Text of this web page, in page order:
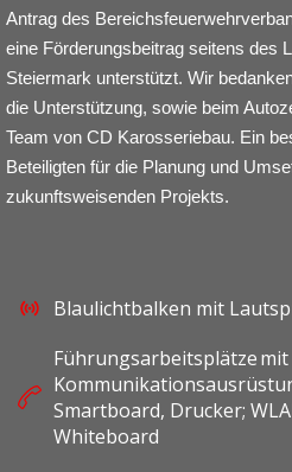
Antrag des
eine Förderungsbeitrag seitens des
Steiermark unterstützt. Wir
die Unterstützung, sowie beim
Team von CD Karosseriebau. Ein
Beteiligten für die Planung und
zukunftsweisenden Projekts.
Blaulichtbalken mit
Führungsarbeitsplätze
Smartboard, Drucker;
Whiteboard